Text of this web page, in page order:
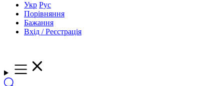
Укр Рус
Порівняння
Бажання
Вхід / Реєстрація